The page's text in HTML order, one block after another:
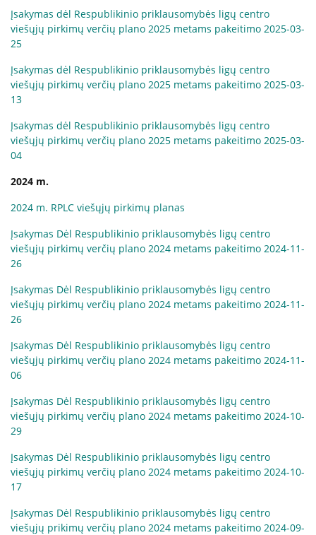
Aukcionai
Korupcijos prevencija
Vadovės kreipimasis
Korupcijos prevencijos vykdytojai
Sąrašas RPLC pareigybių, dėl kurių teikiamas
Korupcijos prevencijos programa
Korupcijos prasireiškimo tikimybė ir rizikos analizė
Elgesio kodeksas
RPLC dovanų politika
Duomenų apsauga
RPLC nuostatai
Veiklos sritys
RPLC vidaus tvarkos taisyklės (informacija
pacientams)
Įsakymas dėl Respublikinio priklausomybės ligų centro
viešųjų pirkimų verčių plano 2025 metams pakeitimo 2025-03-
25
Įsakymas dėl Respublikinio priklausomybės ligų centro
viešųjų pirkimų verčių plano 2025 metams pakeitimo 2025-03-
13
Įsakymas dėl Respublikinio priklausomybės ligų centro
viešųjų pirkimų verčių plano 2025 metams pakeitimo 2025-03-
04
2024 m.
2024 m. RPLC viešųjų pirkimų planas
Įsakymas Dėl Respublikinio priklausomybės ligų centro
viešųjų pirkimų verčių plano 2024 metams pakeitimo 2024-11-
26
Įsakymas Dėl Respublikinio priklausomybės ligų centro
viešųjų pirkimų verčių plano 2024 metams pakeitimo 2024-11-
26
Įsakymas Dėl Respublikinio priklausomybės ligų centro
viešųjų pirkimų verčių plano 2024 metams pakeitimo 2024-11-
06
Įsakymas Dėl Respublikinio priklausomybės ligų centro
viešųjų pirkimų verčių plano 2024 metams pakeitimo 2024-10-
29
Įsakymas Dėl Respublikinio priklausomybės ligų centro
viešųjų pirkimų verčių plano 2024 metams pakeitimo 2024-10-
17
Įsakymas Dėl Respublikinio priklausomybės ligų centro
viešųjų prikimų verčių plano 2024 metams pakeitimo 2024-09-